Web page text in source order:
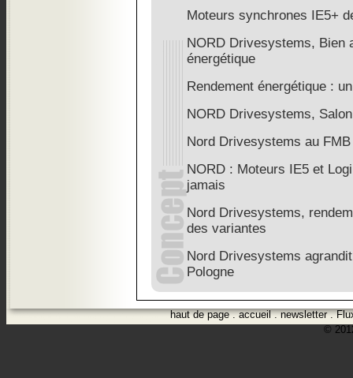
Moteurs synchrones IE5+
NORD Drivesystems, Bien
énergétique
Rendement énergétique :
NORD Drivesystems,
Nord Drivesystems au FMB
NORD : Moteurs IE5 et
jamais
Nord Drivesystems,
des variantes
Nord Drivesystems
Pologne
haut de page.accueil.newsletter.
©